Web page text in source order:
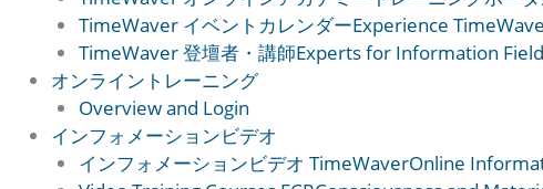
TimeWaver イベントカレンダーExperience
TimeWaver 登壇者・講師Experts for Information
オンライントレーニング
Overview and Login
インフォメーションビデオ
インフォメーションビデオ TimeWaverOnline